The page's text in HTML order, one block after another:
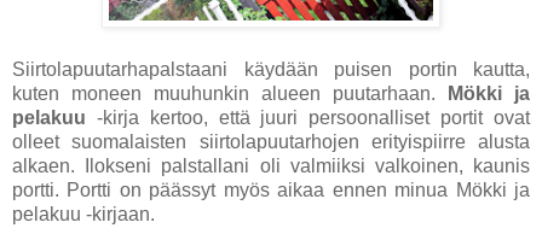
Siirtolapuutarhapalstaani käydään puisen portin kautta,
kuten moneen muuhunkin alueen puutarhaan.
Mökki ja
pelakuu -kirja kertoo, että juuri persoonalliset portit ovat
olleet suomalaisten siirtolapuutarhojen erityispiirre alusta
alkaen. Ilokseni palstallani oli valmiiksi valkoinen, kaunis
portti. Portti on päässyt myös aikaa ennen minua Mökki ja
pelakuu -kirjaan.